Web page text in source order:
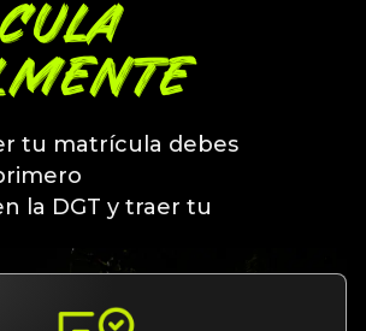
tu matrícula debes
la DGT y traer tu